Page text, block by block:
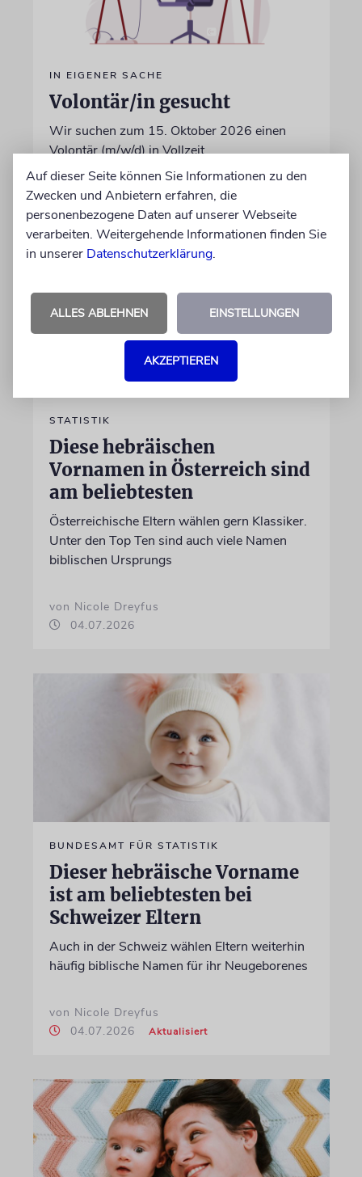
IN EIGENER SACHE
Volontär/in gesucht
Wir suchen zum 15. Oktober 2026 einen
Volontär (m/w/d) in Vollzeit
06.07.2026
STATISTIK
Diese hebräischen
Vornamen in Österreich sind
am beliebtesten
Österreichische Eltern wählen gern Klassiker.
Unter den Top Ten sind auch viele Namen
biblischen Ursprungs
von Nicole Dreyfus
04.07.2026
BUNDESAMT FÜR STATISTIK
Dieser hebräische Vorname
ist am beliebtesten bei
Schweizer Eltern
Auch in der Schweiz wählen Eltern weiterhin
häufig biblische Namen für ihr Neugeborenes
von Nicole Dreyfus
04.07.2026
Aktualisiert
Auf dieser Seite können Sie Informationen zu den
Zwecken und Anbietern erfahren, die
personenbezogene Daten auf unserer Webseite
verarbeiten. Weitergehende Informationen finden Sie
in unserer Datenschutzerklärung.
ALLES ABLEHNEN EINSTELLUNGEN
AKZEPTIEREN